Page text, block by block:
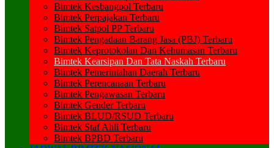
Bimtek Kesbangpol Terbaru
Bimtek Perpajakan Terbaru
Bimtek Satpol PP Terbaru
Bimtek Pengadaan Barang Jasa (PBJ) Terbaru
Bimtek Keprotokolan Dan Kehumasan Terbaru
Bimtek Kearsipan Dan Tata Naskah Terbaru
Bimtek Pemerintahan Daerah Terbaru
Bimtek Perencanaan Terbaru
Bimtek Pengawasan Terbaru
Bimtek Gender Terbaru
Bimtek BLUD/RSUD Terbaru
Bimtek Staf Ahli Terbaru
Bimtek BPBD Terbaru